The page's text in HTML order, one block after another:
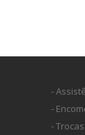
-
-
-